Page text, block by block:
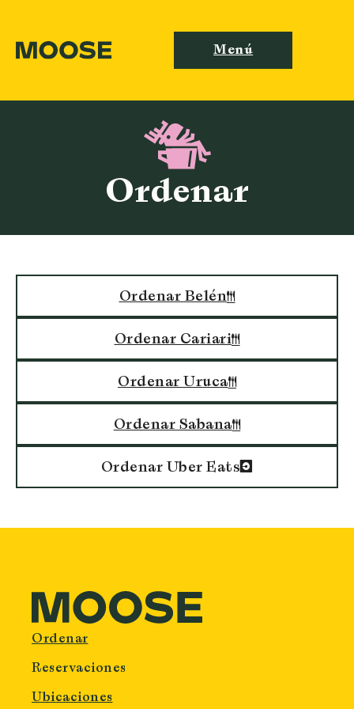
Menú
Ordenar
Ordenar Belén
Ordenar Cariari
Ordenar Uruca
Ordenar Sabana
Ordenar Uber Eats
Ordenar
Reservaciones
Ubicaciones